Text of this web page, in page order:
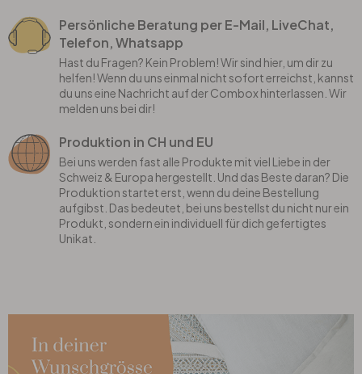
Persönliche Beratung per E-Mail, LiveChat,
Telefon, Whatsapp
Hast du Fragen? Kein Problem! Wir sind hier, um dir zu
helfen! Wenn du uns einmal nicht sofort erreichst, kannst
du uns eine Nachricht auf der Combox hinterlassen. Wir
melden uns bei dir!
Produktion in CH und EU
Bei uns werden fast alle Produkte mit viel Liebe in der
Schweiz & Europa hergestellt. Und das Beste daran? Die
Produktion startet erst, wenn du deine Bestellung
aufgibst. Das bedeutet, bei uns bestellst du nicht nur ein
Produkt, sondern ein individuell für dich gefertigtes
Unikat.